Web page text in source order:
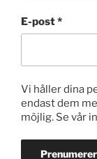
E-post*
Vi håller dina
endast dem
möjlig. Se vår